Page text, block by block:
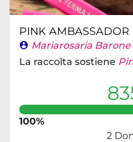
PINK
Mariarosaria Barone
La raccolta sostiene
100%
2